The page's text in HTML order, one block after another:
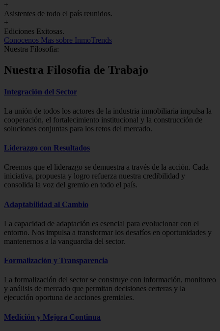
+
Asistentes de todo el país reunidos.
+
Ediciones Exitosas.
Conocenos Mas sobre InmoTrends
Nuestra Filosofía:
Nuestra Filosofía de Trabajo
Integración del Sector
La unión de todos los actores de la industria inmobiliaria impulsa la
cooperación, el fortalecimiento institucional y la construcción de
soluciones conjuntas para los retos del mercado.
Liderazgo con Resultados
Creemos que el liderazgo se demuestra a través de la acción. Cada
iniciativa, propuesta y logro refuerza nuestra credibilidad y
consolida la voz del gremio en todo el país.
Adaptabilidad al Cambio
La capacidad de adaptación es esencial para evolucionar con el
entorno. Nos impulsa a transformar los desafíos en oportunidades y
mantenernos a la vanguardia del sector.
Formalización y Transparencia
La formalización del sector se construye con información, monitoreo
y análisis de mercado que permitan decisiones certeras y la
ejecución oportuna de acciones gremiales.
Medición y Mejora Continua